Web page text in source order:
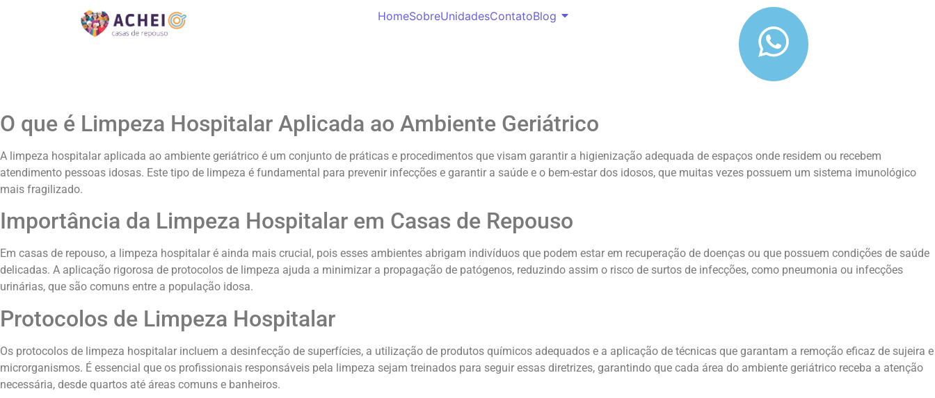
HomeSobreUnidadesContatoBlog
O que é Limpeza Hospitalar Aplicada ao Ambiente Geriátrico
A limpeza hospitalar aplicada ao ambiente geriátrico é um conjunto de práticas e procedimentos que visam garantir a higienização adequada de espaços onde residem ou recebem
atendimento pessoas idosas. Este tipo de limpeza é fundamental para prevenir infecções e garantir a saúde e o bem-estar dos idosos, que muitas vezes possuem um sistema imunológico
mais fragilizado.
Importância da Limpeza Hospitalar em Casas de Repouso
Em casas de repouso, a limpeza hospitalar é ainda mais crucial, pois esses ambientes abrigam indivíduos que podem estar em recuperação de doenças ou que possuem condições de saúde
delicadas. A aplicação rigorosa de protocolos de limpeza ajuda a minimizar a propagação de patógenos, reduzindo assim o risco de surtos de infecções, como pneumonia ou infecções
urinárias, que são comuns entre a população idosa.
Protocolos de Limpeza Hospitalar
Os protocolos de limpeza hospitalar incluem a desinfecção de superfícies, a utilização de produtos químicos adequados e a aplicação de técnicas que garantam a remoção eficaz de sujeira e
microrganismos. É essencial que os profissionais responsáveis pela limpeza sejam treinados para seguir essas diretrizes, garantindo que cada área do ambiente geriátrico receba a atenção
necessária, desde quartos até áreas comuns e banheiros.